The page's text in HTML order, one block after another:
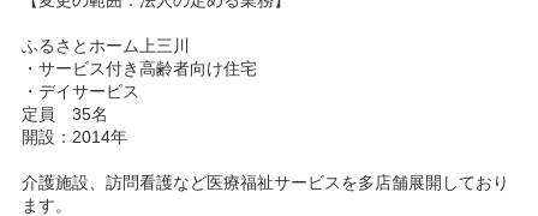
ふるさとホーム上三川
・サービス付き高齢者向け住宅
・デイサービス
定員 35名
開設：2014年
介護施設、訪問看護など医療福祉サービスを多店舗展開しており
ます。